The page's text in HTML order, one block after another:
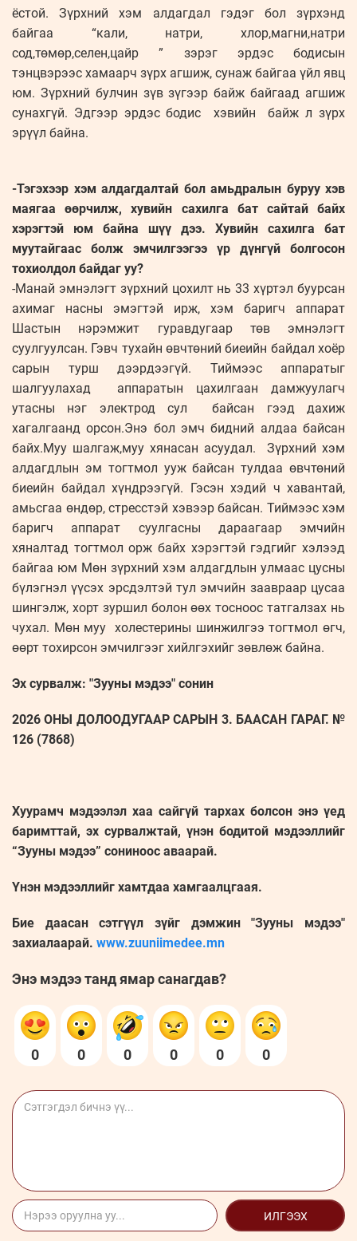
ёстой. Зүрхний хэм алдагдал гэдэг бол зүрхэнд
байгаа “кали, натри, хлор,магни,натри
сод,төмөр,селен,цайр ” зэрэг эрдэс бодисын
тэнцвэрээс хамаарч зүрх агшиж, сунаж байгаа үйл явц
юм. Зүрхний булчин зүв зүгээр байж байгаад агшиж
сунахгүй. Эдгээр эрдэс бодис хэвийн байж л зүрх
эрүүл байна.
-Тэгэхээр хэм алдагдалтай бол амьдралын буруу хэв
маягаа өөрчилж, хувийн сахилга бат сайтай байх
хэрэгтэй юм байна шүү дээ. Хувийн сахилга бат
муутайгаас болж эмчилгээгээ үр дүнгүй болгосон
тохиолдол байдаг уу?
-Манай эмнэлэгт зүрхний цохилт нь 33 хүртэл буурсан
ахимаг насны эмэгтэй ирж, хэм баригч аппарат
Шастын нэрэмжит гуравдугаар төв эмнэлэгт
суулгуулсан. Гэвч тухайн өвчтөний биеийн байдал хоёр
сарын турш дээрдээгүй. Тиймээс аппаратыг
шалгуулахад аппаратын цахилгаан дамжуулагч
утасны нэг электрод сул байсан гээд дахиж
хагалгаанд орсон.Энэ бол эмч бидний алдаа байсан
байх.Муу шалгаж,муу хянасан асуудал. Зүрхний хэм
алдагдлын эм тогтмол ууж байсан тулдаа өвчтөний
биеийн байдал хүндрээгүй. Гэсэн хэдий ч хавантай,
амьсгаа өндөр, стресстэй хэвээр байсан. Тиймээс хэм
баригч аппарат суулгасны дараагаар эмчийн
хяналтад тогтмол орж байх хэрэгтэй гэдгийг хэлээд
байгаа юм Мөн зүрхний хэм алдагдлын улмаас цусны
бүлэгнэл үүсэх эрсдэлтэй тул эмчийн заавраар цусаа
шингэлж, хорт зуршил болон өөх тосноос татгалзах нь
чухал. Мөн муу холестерины шинжилгээ тогтмол өгч,
өөрт тохирсон эмчилгээг хийлгэхийг зөвлөж байна.
Эх сурвалж: "Зууны мэдээ" сонин
2026 ОНЫ ДОЛООДУГААР САРЫН 3. БААСАН ГАРАГ. №
126 (7868)
Хуурамч мэдээлэл хаа сайгүй тархах болсон энэ үед
баримттай, эх сурвалжтай, үнэн бодитой мэдээллийг
“Зууны мэдээ” сониноос аваарай.
Үнэн мэдээллийг хамтдаа хамгаалцгаая.
Бие даасан сэтгүүл зүйг дэмжин "Зууны мэдээ"
захиалаарай. www.zuuniimedee.mn
Энэ мэдээ танд ямар санагдав?
0 0 0 0 0 0
ИЛГЭЭХ